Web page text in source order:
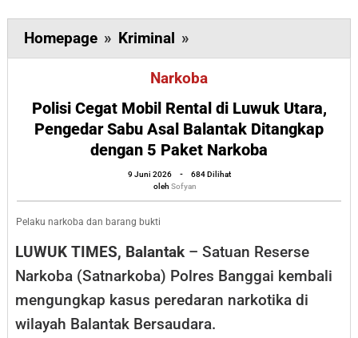
Homepage » Kriminal »
Cegat
Mobil
Rental
di
Luwuk
Utara,
Pengedar
Balantak
Ditangkap
dengan
5
Narkoba
Polisi Cegat Mobil Rental di Luwuk Utara,
Pengedar Sabu Asal Balantak Ditangkap
dengan 5 Paket Narkoba
9 Juni 2026
oleh
Sofyan
-
684 Dilihat
oleh Sofyan
Pelaku narkoba dan barang bukti
LUWUK TIMES, Balantak – Satuan Reserse
Narkoba (Satnarkoba) Polres Banggai kembali
mengungkap kasus peredaran narkotika di
wilayah Balantak Bersaudara.